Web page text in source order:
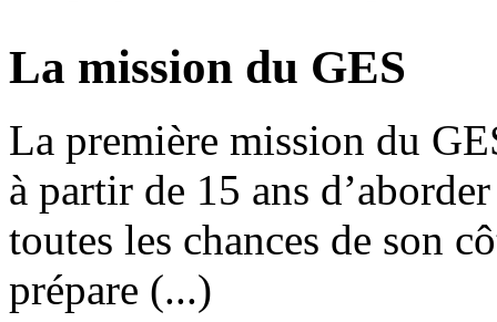
La mission du GES
La première mission du
à partir de 15 ans
toutes les chances de son
prépare (...)